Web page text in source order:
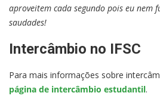
aproveitem cada segundo pois eu nem
saudades!
Intercâmbio no IFSC
Para mais informações sobre
página de intercâmbio estudantil.